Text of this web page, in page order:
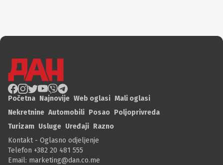
Početna Najnovije Web oglasi Mali oglasi
Nekretnine Automobili Posao Poljoprivreda
Turizam Usluge Uređaji Razno
Kontakt - Oglasno odjeljenje
Telefon +382 20 481 555
Email: marketing@dan.co.me